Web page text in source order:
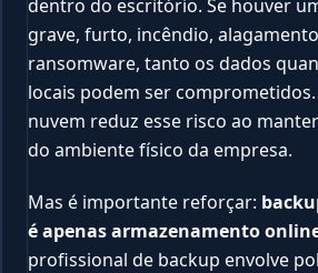
dentro do escritório. Se houver
grave, furto, incêndio,
ransomware, tanto os dados
locais podem ser
nuvem reduz esse risco ao
do ambiente físico da empresa.
Mas é importante reforçar:
é apenas armazenamento
profissional de backup envolve